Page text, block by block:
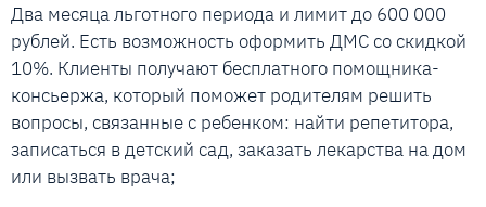
Два месяца льготного периода и лимит до 600 000
рублей. Есть возможность оформить ДМС со скидкой
10%. Клиенты получают бесплатного помощника-
консьержа, который поможет родителям решить
вопросы, связанные с ребенком: найти репетитора,
записаться в детский сад, заказать лекарства на дом
или вызвать врача;